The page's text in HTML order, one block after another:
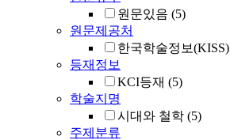
원문있음 (5)
원문제공처
한국학술정보(KISS)
등재정보
KCI등재 (5)
학술지명
시대와 철학 (5)
주제분류